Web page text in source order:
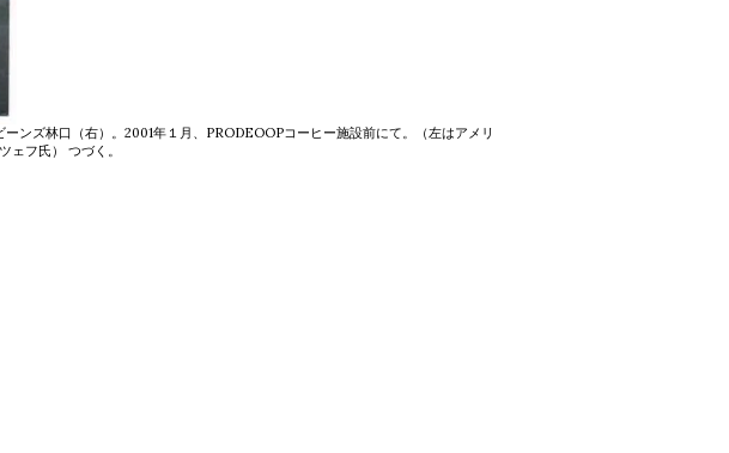
ンズ林口（右）。2001年１月、PRODEOOPコーヒー施設前にて。（左はアメリ
フ氏） つづく。